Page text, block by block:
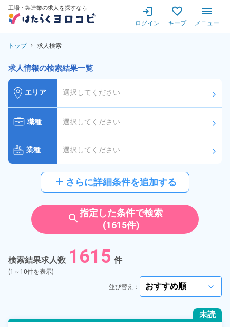
工場・製造業の求人を探すなら
ログイン キープ メニュー
トップ 求人検索
求人情報の検索結果一覧
エリア 選択してください arrow_forward_ios
職種 選択してください arrow_forward_ios
業種 選択してください arrow_forward_ios
選択してください
雇用形態 派遣社員
紹介予定派遣
契約社員
アルバイト・パート
add さらに詳細条件を追加する
search指定した条件で検索
(1615件)
検索結果求人数 1615 件
(1～10件を表示)
並び替え： arrow_forward_ios
未読